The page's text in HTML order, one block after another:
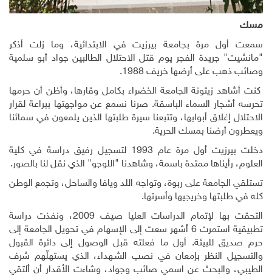
مسك
سمعت أول مرة بجامعة بيرزيت في الابتدائية، وما زلت أذكر
"مانشيت" جريدة الفجر يوم قتل الاحتلال الطالبين جواد أبو سلمية
وصائب ذهب على أرضها خريف 1988.
كنت أشاهد زيتونة الجامعة الخضراء بكامل وقارها، وأظن أن حرمها
تحرسه أشجار السماء الباسقة. صرنا نسمع عن مواجهتها ببراعة لقرار
الاحتلال إغلاق أبوابها، وتتبعنا سيرة طلبتها الذين يلمعون في سمائنا
ويعطرون أرضنا بمسك الحرية.
دخلت بيرزيت أول مرة عام 1993 لتسجيل رفيق دراسة في كلية
العلوم، رأيناها ممتدة باسمة، وشاهدنا "اللوجو" الذي نقل لنا بالصور.
تستلقي الجامعة على ربوة، وتواجه اللد ويافا والساحل، وتجمع الوطن
كله في طلبتها وخريجيها وأسرتها.
التحقت بها لإتمام الدراسات العليا صيف 2009، ونفذت دراسة
تطبيقية استمرت 6 أشهر سعت إلى الإسهام في تحويل الجامعة إلى
حرم صديق للبيئة. أول ما فعلته قبل الوصول إلى دائرة القبول
والتسجيل النظر بإمعان في نصب الشـهداء، الذي يستهلّهم شرف
الطيبي، والبحث عن اسمي صائب وجواد، وشاءت الأقدار أن ألتقي